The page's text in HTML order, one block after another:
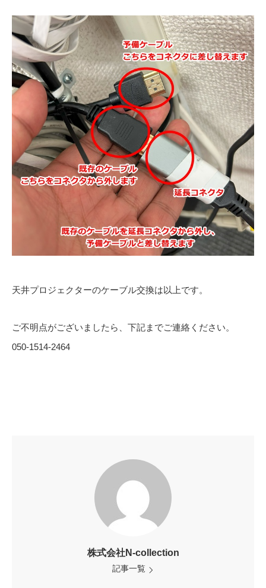
天井プロジェクターのケーブル交換は以上です。
ご不明点がございましたら、下記までご連絡ください。
050-1514-2464
株式会社N-collection
記事一覧